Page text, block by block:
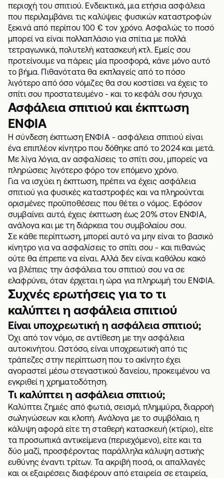
περιοχή του σπιτιού. Ενδεικτικά, μια ετήσια ασφάλεια
που περιλαμβάνει τις καλύψεις φυσικών καταστροφών
ξεκινά από περίπου 100 € τον χρόνο. Ασφαλώς το ποσό
μπορεί να είναι πολλαπλάσιο για σπίτια με πολλά
τετραγωνικά, πολυτελή κατασκευή κτλ. Εμείς σου
προτείνουμε να πάρεις μία προσφορά, κάνε μόνο αυτό
το βήμα. Πιθανότατα θα εκπλαγείς από το πόσο
λιγότερο από όσο νόμιζες θα σου κοστίσει να έχεις το
σπίτι σου προστατευμένο - και το κεφάλι σου ήσυχο.
Ασφάλεια σπιτιού και έκπτωση
ΕΝΦΙΑ
Η σύνδεση έκπτωση ΕΝΦΙΑ - ασφάλεια σπιτιού είναι
ένα επιπλέον κίνητρο που δόθηκε από το 2024 και μετά.
Με λίγα λόγια, αν ασφαλίσεις το σπίτι σου, μπορείς να
πληρώσεις λιγότερο φόρο τον επόμενο χρόνο.
Για να ισχύει η έκπτωση, πρέπει να έχεις ασφάλεια
σπιτιού για φυσικές καταστροφές και να πληρούνται
ορισμένες προϋποθέσεις που θέτει ο νόμος. Εφόσον
συμβαίνει αυτό, έχεις έκπτωση έως 20% στον ΕΝΦΙΑ,
ανάλογα και με τη διάρκεια του συμβολαίου σου.
Σε κάθε περίπτωση, μπορεί αυτό να μην είναι το βασικό
κίνητρο για να ασφαλίσεις το σπίτι σου - και πιθανώς
ούτε θα έπρεπε να είναι. Αλλά δεν είναι καθόλου κακό
να βλέπεις την άσφάλεια του σπιτιού σου να σε
ελαφρύνει, όταν έρχεται η ώρα γιαπληρωμή του ΕΝΦΙΑ.
Συχνές ερωτήσεις για το τι
καλύπτει η ασφάλεια σπιτιού
Είναι υποχρεωτική η ασφάλεια σπιτιού;
Όχι από τον νόμο, σε αντίθεση με την ασφάλεια
αυτοκινήτου. Ωστόσο, είναι υποχρεωτική από τις
τράπεζες στην περίπτωση που το ακίνητο έχει
αγοραστεί μέσω στεγαστικού δανείου, προκειμένου να
εγκριθεί η χρηματοδότηση.
Τι καλύπτει η ασφάλεια σπιτιού;
Καλύπτει ζημιές από φωτιά, σεισμό, πλημμύρα, διαρροή
σωληνώσεων και κλοπή. Ανάλογα με το συμβόλαιο, η
κάλυψη αφορά είτε τη σταθερή κατασκευή (κτίριο), είτε
τα προσωπικά αντικείμενα (περιεχόμενο), είτε και τα
δύο μαζί, προσφέροντας παράλληλα κάλυψη αστικής
ευθύνης έναντι τρίτων. Τα ακριβή ποσά, οι απαλλαγές
και οι εξαιρέσεις διαφέρουν από εταιρεία σε εταιρεία,